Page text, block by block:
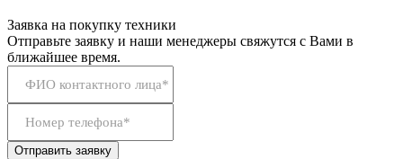
Заявка на покупку техники
Отправьте заявку и наши менеджеры свяжутся с Вами в
ближайшее время.
ФИО контактного лица*
Номер телефона*
Отправить заявку